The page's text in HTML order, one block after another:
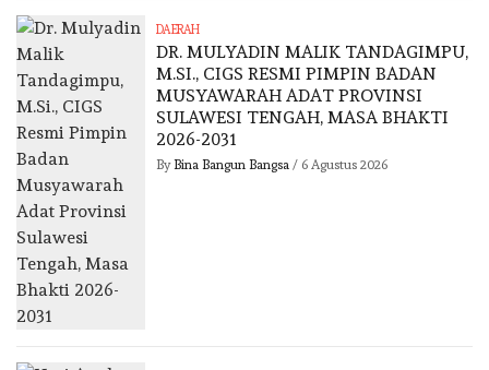
DAERAH
DR. MULYADIN MALIK TANDAGIMPU,
M.SI., CIGS RESMI PIMPIN BADAN
MUSYAWARAH ADAT PROVINSI
SULAWESI TENGAH, MASA BHAKTI
2026-2031
By Bina Bangun Bangsa/ 6 Agustus 2026